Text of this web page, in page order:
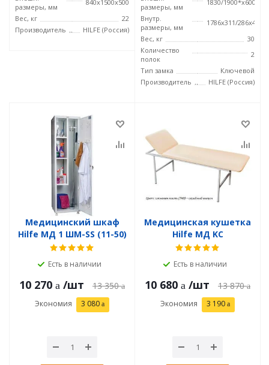
размеры, мм
840x1500x500
Вес, кг
22
Производитель
HILFE (Россия)
размеры, мм
1830/
Внутр.
размеры, мм
1786x311/286x468
Вес, кг
30
Количество
полок
2
Тип замка
Ключевой
Производитель
HILFE (Россия)
Медицинский шкаф
Hilfe МД 1 ШМ-SS (11-50)
Есть в наличии
10 270 /шт 13 350
Экономия 3 080
Медицинская кушетка
Hilfe МД KС
Есть в наличии
10 680 /шт 13 870
Экономия 3 190